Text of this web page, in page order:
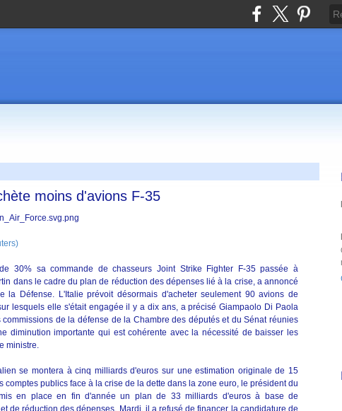
moins d'avions F-35
30% sa commande de chasseurs Joint Strike Fighter F-35 passée à
dans le cadre du plan de réduction des dépenses lié à la crise, a annoncé
la Défense. L'Italie prévoit désormais d'acheter seulement 90 avions de
lesquels elle s'était engagée il y a dix ans, a précisé Giampaolo Di Paola
de la défense de la Chambre des députés et du Sénat réunies
diminution importante qui est cohérente avec la nécessité de baisser les
ministre.
se montera à cinq milliards d'euros sur une estimation originale de 15
comptes publics face à la crise de la dette dans la zone euro, le président du
en place en fin d'année un plan de 33 milliards d'euros à base de
de réduction des dépenses. Mardi, il a refusé de financer la candidature de